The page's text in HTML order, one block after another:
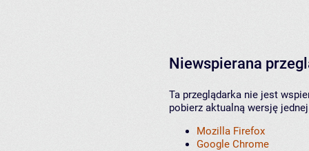
Niewspierana
Ta przeglądarka nie jest
pobierz aktualną wersję
Mozilla Firefox
Google Chrome